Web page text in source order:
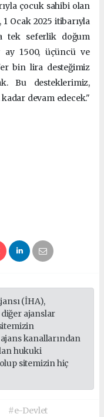
çocuk sahibi olan
Ocak 2025 itibarıyla
tek seferlik doğum
ay 1500, üçüncü ve
bin lira desteğimiz
Bu desteklerimiz,
devam edecek."
(İHA),
ajanslar
kanallarından
hukuki
sitemizin hiç
#e-Devlet